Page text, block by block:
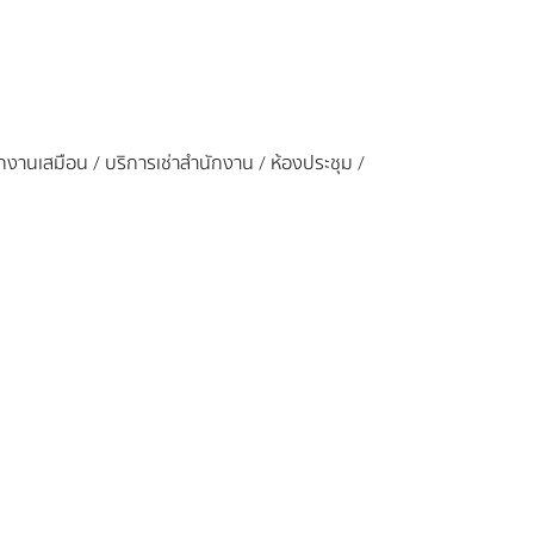
านเสมือน / บริการเช่าสำนักงาน / ห้องประชุม /